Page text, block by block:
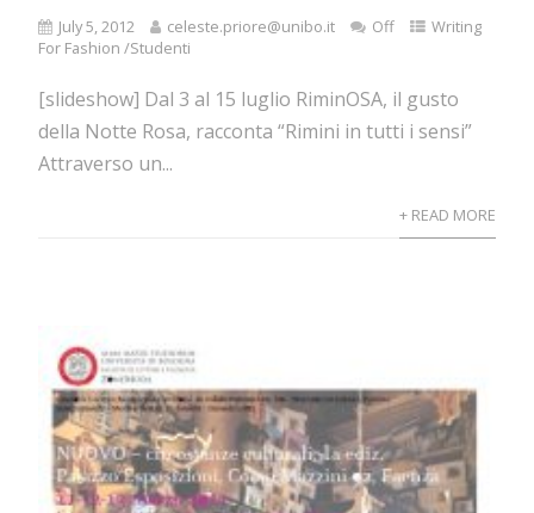
July 5, 2012 celeste.priore@unibo.it Off
Writing
For Fashion /Studenti
[slideshow] Dal 3 al 15 luglio RiminOSA, il gusto
della Notte Rosa, racconta “Rimini in tutti i sensi”
Attraverso un...
+ READ MORE